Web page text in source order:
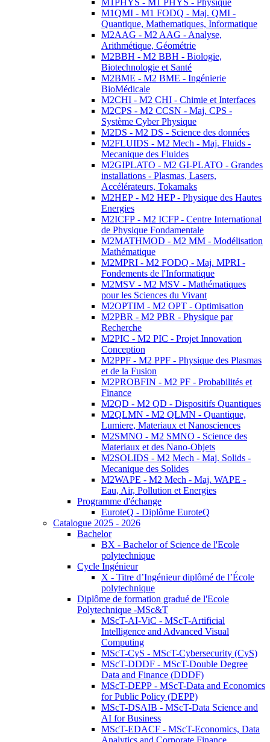
M1PHYS - M1 PHYS - Physique
M1QMI - M1 FODQ - Maj. QMI -
Quantique, Mathematiques, Informatique
M2AAG - M2 AAG - Analyse,
Arithmétique, Géométrie
M2BBH - M2 BBH - Biologie,
Biotechnologie et Santé
M2BME - M2 BME - Ingénierie
BioMédicale
M2CHI - M2 CHI - Chimie et Interfaces
M2CPS - M2 CCSN - Maj. CPS -
Système Cyber Physique
M2DS - M2 DS - Science des données
M2FLUIDS - M2 Mech - Maj. Fluids -
Mecanique des Fluides
M2GIPLATO - M2 GI-PLATO - Grandes
installations - Plasmas, Lasers,
Accélérateurs, Tokamaks
M2HEP - M2 HEP - Physique des Hautes
Energies
M2ICFP - M2 ICFP - Centre International
de Physique Fondamentale
M2MATHMOD - M2 MM - Modélisation
Mathématique
M2MPRI - M2 FODQ - Maj. MPRI -
Fondements de l'Informatique
M2MSV - M2 MSV - Mathématiques
pour les Sciences du Vivant
M2OPTIM - M2 OPT - Optimisation
M2PBR - M2 PBR - Physique par
Recherche
M2PIC - M2 PIC - Projet Innovation
Conception
M2PPF - M2 PPF - Physique des Plasmas
et de la Fusion
M2PROBFIN - M2 PF - Probabilités et
Finance
M2QD - M2 QD - Dispositifs Quantiques
M2QLMN - M2 QLMN - Quantique,
Lumiere, Materiaux et Nanosciences
M2SMNO - M2 SMNO - Science des
Materiaux et des Nano-Objets
M2SOLIDS - M2 Mech - Maj. Solids -
Mecanique des Solides
M2WAPE - M2 Mech - Maj. WAPE -
Eau, Air, Pollution et Energies
Programme d'échange
EuroteQ - Diplôme EuroteQ
Catalogue 2025 - 2026
Bachelor
BX - Bachelor of Science de l'Ecole
polytechnique
Cycle Ingénieur
X - Titre d’Ingénieur diplômé de l’École
polytechnique
Diplôme de formation gradué de l'Ecole
Polytechnique -MSc&T
MScT-AI-ViC - MScT-Artificial
Intelligence and Advanced Visual
Computing
MScT-CyS - MScT-Cybersecurity (CyS)
MScT-DDDF - MScT-Double Degree
Data and Finance (DDDF)
MScT-DEPP - MScT-Data and Economics
for Public Policy (DEPP)
MScT-DSAIB - MScT-Data Science and
AI for Business
MScT-EDACF - MScT-Economics, Data
Analytics and Corporate Finance